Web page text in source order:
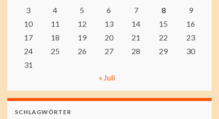
3
4 5 6 7 8
9
10
11 12 13 14 15
16
17
18 19 20 21 22
23
24
25 26 27 28 29
30
31
« Juli
SCHLAGWÖRTER